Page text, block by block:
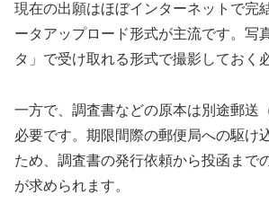
現在の出願はほぼインターネットで完
ータアップロード形式が主流です。写
タ」で受け取れる形式で撮影しておく
一方で、調査書などの原本は別途郵送
必要です。期限間際の郵便局への駆け
ため、調査書の発行依頼から投函まで
が求められます。